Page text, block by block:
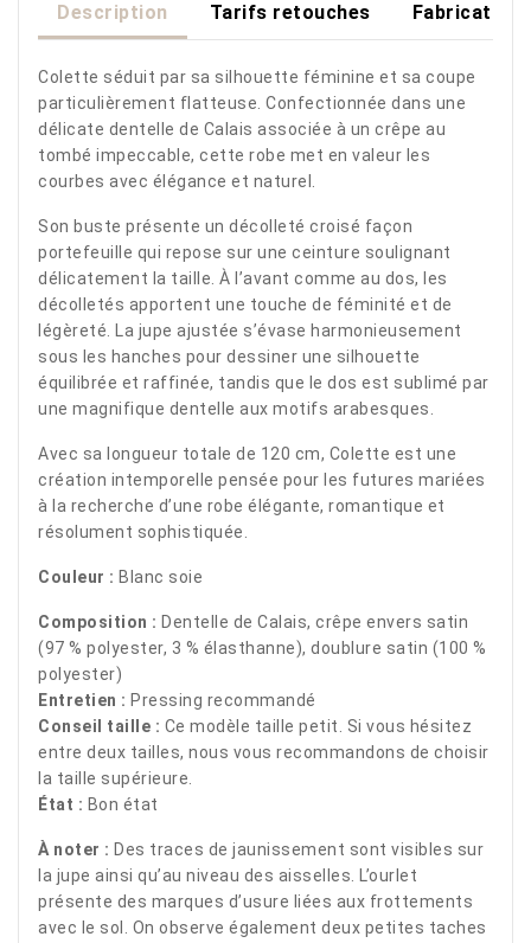
Description Tarifs retouches Fabrication
Colette séduit par sa silhouette féminine et sa coupe
particulièrement flatteuse. Confectionnée dans une
délicate dentelle de Calais associée à un crêpe au
tombé impeccable, cette robe met en valeur les
courbes avec élégance et naturel.
Son buste présente un décolleté croisé façon
portefeuille qui repose sur une ceinture soulignant
délicatement la taille. À l’avant comme au dos, les
décolletés apportent une touche de féminité et de
légèreté. La jupe ajustée s’évase harmonieusement
sous les hanches pour dessiner une silhouette
équilibrée et raffinée, tandis que le dos est sublimé par
une magnifique dentelle aux motifs arabesques.
Avec sa longueur totale de 120 cm, Colette est une
création intemporelle pensée pour les futures mariées
à la recherche d’une robe élégante, romantique et
résolument sophistiquée.
Couleur : Blanc soie
Composition : Dentelle de Calais, crêpe envers satin
(97 % polyester, 3 % élasthanne), doublure satin (100 %
polyester)
Entretien : Pressing recommandé
Conseil taille : Ce modèle taille petit. Si vous hésitez
entre deux tailles, nous vous recommandons de choisir
la taille supérieure.
État : Bon état
À noter : Des traces de jaunissement sont visibles sur
la jupe ainsi qu’au niveau des aisselles. L’ourlet
présente des marques d’usure liées aux frottements
avec le sol. On observe également deux petites taches